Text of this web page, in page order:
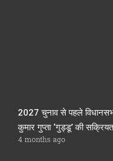
2027 चुनाव से पहले
कुमार गुप्ता ‘गुड्डू’ की
4 months ago